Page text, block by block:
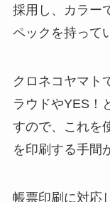
採用し、カラー
ペックを持って
クロネコヤマト
ラウドやYES！
すので、これを
を印刷する手間
帳票印刷に対応